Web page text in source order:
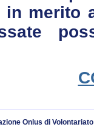
merito
Onlus di